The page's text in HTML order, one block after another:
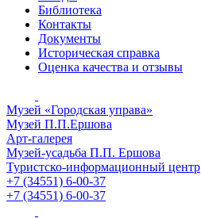
Библиотека
Контакты
Документы
Историческая справка
Оценка качества и отзывы
Музей «Городская управа»
Музей П.П.Ершова
Арт-галерея
Музей-усадьба П.П. Ершова
Туристско-информационный центр
+7 (34551) 6-00-37
+7 (34551) 6-00-37